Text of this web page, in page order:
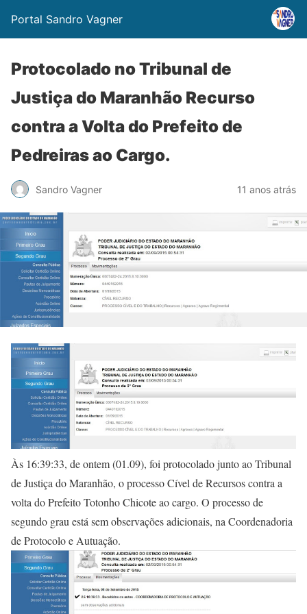
Portal Sandro Vagner
Protocolado no Tribunal de
Justiça do Maranhão Recurso
contra a Volta do Prefeito de
Pedreiras ao Cargo.
Sandro Vagner 11 anos atrás
Às 16:39:33, de ontem (01.09), foi protocolado junto ao Tribunal
de Justiça do Maranhão, o processo Cível de Recursos contra a
volta do Prefeito Totonho Chicote ao cargo. O processo de
segundo grau está sem observações adicionais, na Coordenadoria
de Protocolo e Autuação.